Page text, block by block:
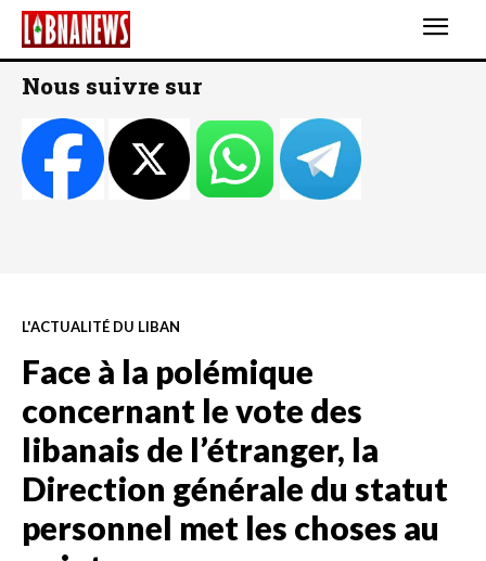
Nous suivre sur
L'ACTUALITÉ DU LIBAN
Face à la polémique
concernant le vote des
libanais de l’étranger, la
Direction générale du statut
personnel met les choses au